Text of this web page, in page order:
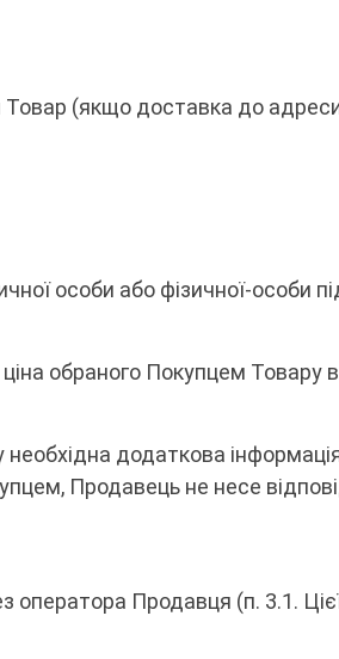
Товар (якщо доставка до
особи або фізичної-особи
ціна обраного Покупцем
додаткова
Продавець не несе
оператора Продавця (п. 3.1.